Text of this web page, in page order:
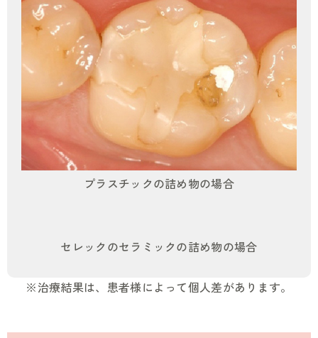
プラスチックの詰め物の場合
セレックのセラミックの詰め物の場合
※治療結果は、患者様によって個人差があります。